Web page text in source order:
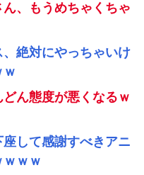
ん、もうめちゃくちゃ
、絶対にやっちゃいけ
どん態度が悪くなるｗ
座して感謝すべきアニ
ｗｗ